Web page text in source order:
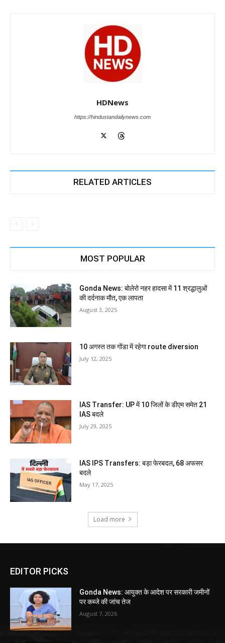
HDNews
https://hindustandailynews.com
RELATED ARTICLES
MOST POPULAR
Gonda News: बोलेरो नहर हादसा में 11 श्रद्धालुओं
की दर्दनाक मौत, एक लापता
August 3, 2025
10 अगस्त तक गोंडा में रहेगा route diversion
July 12, 2025
IAS Transfer: UP में 10 जिलों के डीएम समेत 21
IAS बदले
July 29, 2025
IAS IPS Transfers: बड़ा फेरबदल, 68 अफसर
बदले
May 17, 2025
Load more
EDITOR PICKS
Gonda News: आयुक्त के आदेश पर सरकारी जमीनों
पर कब्जे की जांच तेज
August 7, 2026